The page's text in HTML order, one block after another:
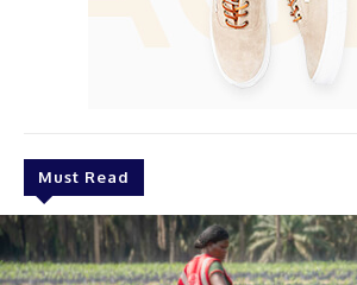
Must Read